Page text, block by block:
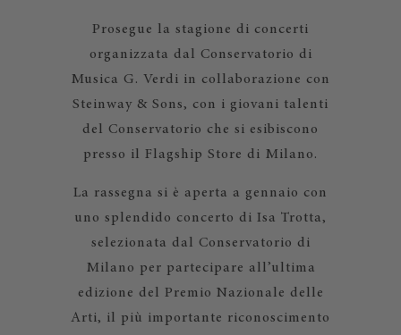
Prosegue la stagione di concerti
organizzata dal Conservatorio di
Musica G. Verdi in collaborazione con
Steinway & Sons, con i giovani talenti
del Conservatorio che si esibiscono
presso il Flagship Store di Milano.
La rassegna si è aperta a gennaio con
uno splendido concerto di Isa Trotta,
selezionata dal Conservatorio di
Milano per partecipare all’ultima
edizione del Premio Nazionale delle
Arti, il più importante riconoscimento